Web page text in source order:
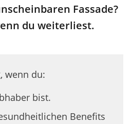
Fassade?
du weiterliest.
wenn du:
bist.
Benefits